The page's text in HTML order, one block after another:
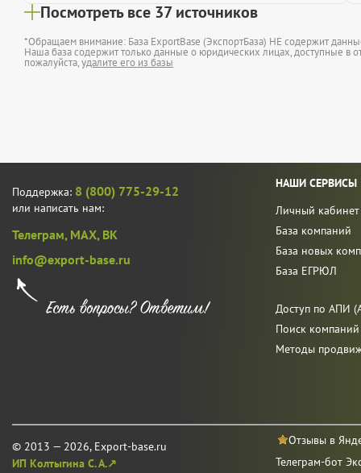
Посмотреть все 37 источников
*Обращаем внимание: База ExportBase (ЭкспортБаза) НЕ содержит
Наша база содержит только данные о юридических лицах, доступные в
пожалуйста,удалите его из базы
Поддержка: 8 (800) 775-29-12
или написать нам:
Телеграм, MAX, ВК
info@export-base.ru
© 2013 — 2026, Export-base.ru
ИП Колтыгина С. А.↗
НАШИ СЕРВИСЫ
Личный кабинет
База компаний
База новых
База ЕГРЮЛ
Доступ по АПИ
Поиск
Методы
Отзывы в
Телеграм-бот